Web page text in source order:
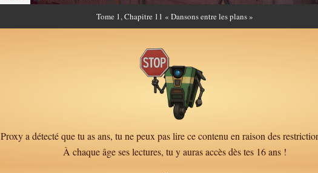
Tome1, Chapitre 11 « Dansons entre les plans »
Proxy a détecté que tu as ans, tu ne peux pas lire ce contenu en raison des
À chaque âge ses lectures, tu y auras accès dès tes 16 ans !